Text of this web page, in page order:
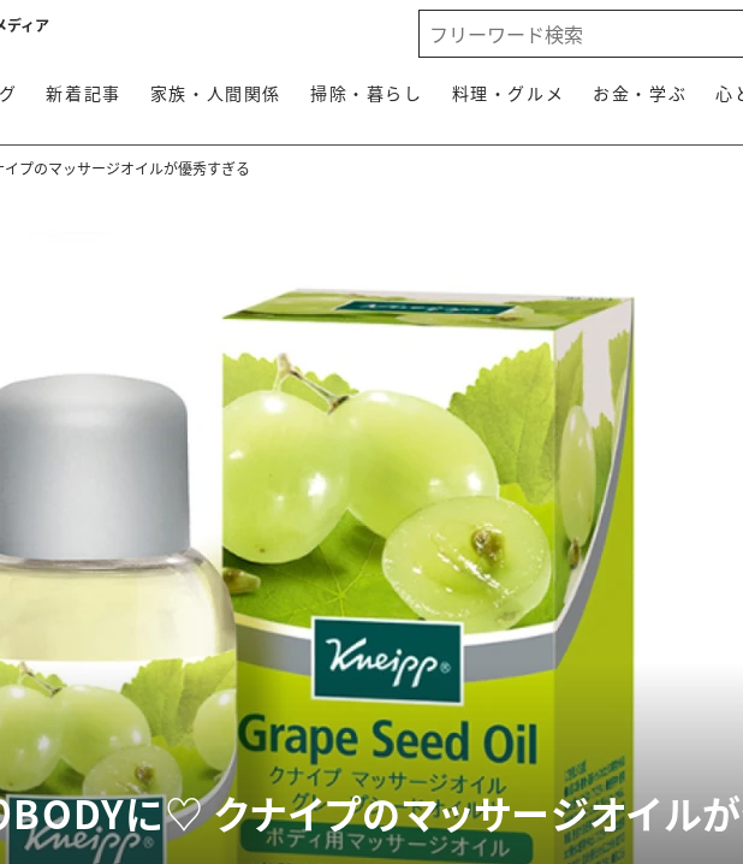
ディア
新着記事 家族・人間関係 掃除・暮らし 料理・グルメ お金・学ぶ 心
プのマッサージオイルが優秀すぎる
BODYに♡ クナイプのマッサージオイル